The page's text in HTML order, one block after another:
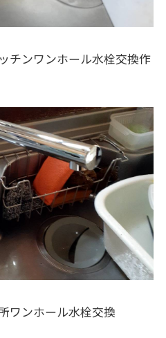
チンワンホール水栓交換作
ワンホール水栓交換